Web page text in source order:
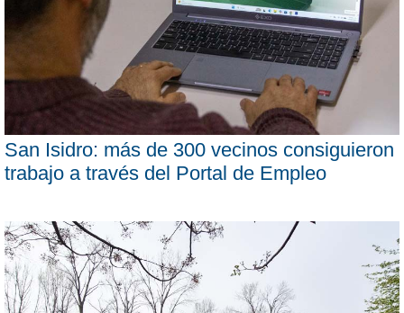
San Isidro: más de 300 vecinos consiguieron
trabajo a través del Portal de Empleo